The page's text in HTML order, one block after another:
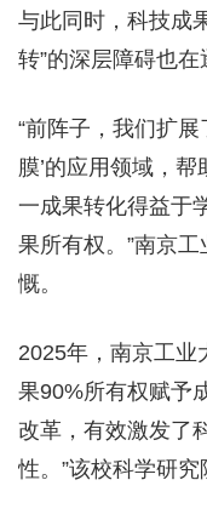
与此同时，科技成
转”的深层障碍也在
“前阵子，我们扩
膜’的应用领域，
一成果转化得益于
果所有权。”南京
慨。
2025年，南京工业
果90%所有权赋予
改革，有效激发了
性。”该校科学研究